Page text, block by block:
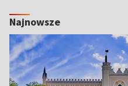
Najnowsze